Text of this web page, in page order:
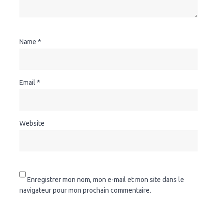
Name *
Email *
Website
Enregistrer mon nom, mon e-mail et mon site dans le
navigateur pour mon prochain commentaire.